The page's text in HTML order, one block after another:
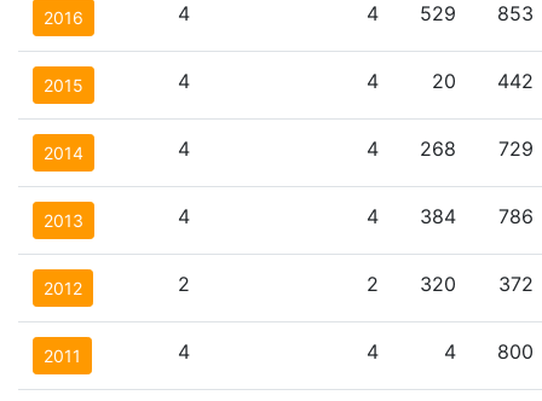
2016 4 4 529 853
2015 4 4 20 442
2014 4 4 268 729
2013 4 4 384 786
2012 2 2 320 372
2011 4 4 4 800